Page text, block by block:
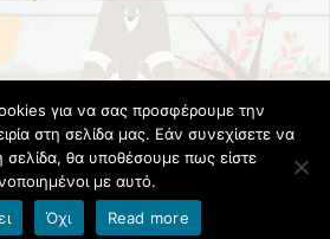
για να σας προσφέρουμε την
στη σελίδα μας. Εάν συνεχίσετε να
σελίδα, θα υποθέσουμε πως είστε
με αυτό.
Όχι Read more